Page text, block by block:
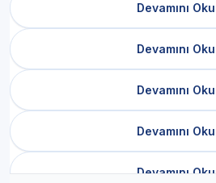
Devamını Oku
Devamını Oku
Devamını Oku
Devamını Oku
Devamını Oku